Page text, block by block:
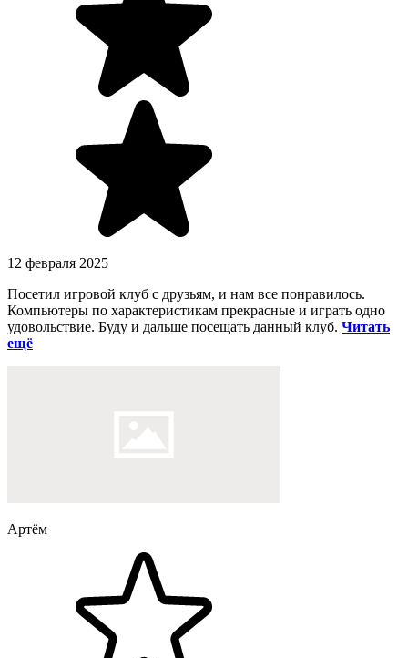
12 февраля 2025
Посетил игровой клуб с друзьям, и нам все понравилось.
Компьютеры по характеристикам прекрасные и играть одно
удовольствие. Буду и дальше посещать данный клуб. Читать
ещё
Артём